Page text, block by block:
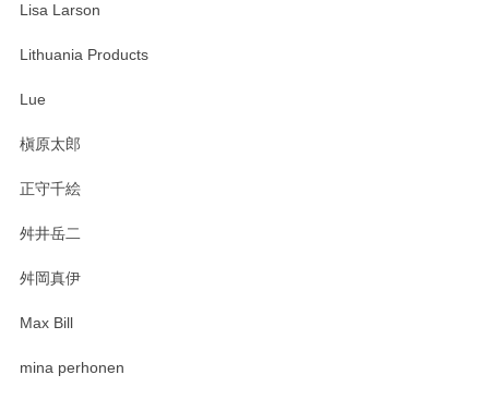
Lisa Larson
Lithuania Products
Lue
槇原太郎
正守千絵
舛井岳二
舛岡真伊
Max Bill
mina perhonen